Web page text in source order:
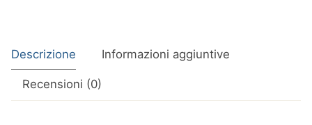
Descrizione Informazioni aggiuntive
Recensioni (0)